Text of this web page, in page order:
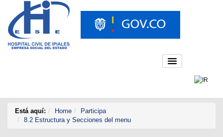
Está aquí: Home
Participa
8.2 Estructura y Secciones del menu